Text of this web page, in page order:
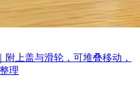
上盖与滑轮，可堆叠移动，
理